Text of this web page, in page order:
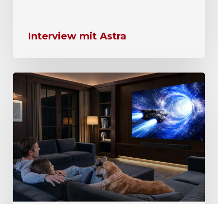
Interview mit Astra